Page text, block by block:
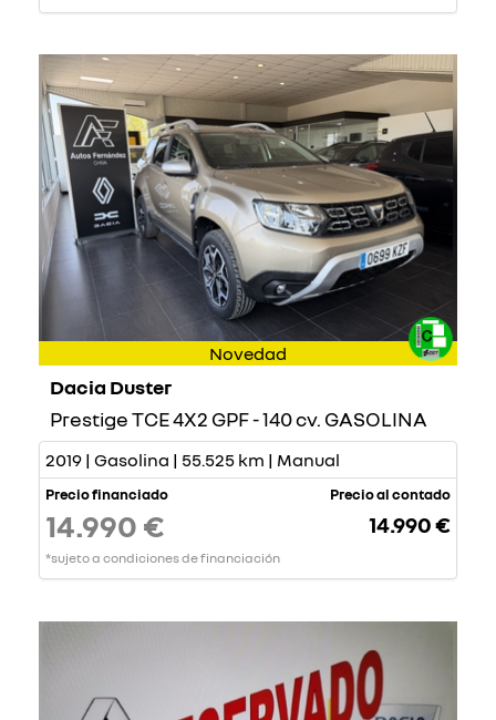
Novedad
Dacia Duster
Prestige TCE 4X2 GPF - 140 cv. GASOLINA
2019 | Gasolina | 55.525 km | Manual
Precio financiado
14.990 €
*sujeto a condiciones de financiación
Precio al contado
14.990 €